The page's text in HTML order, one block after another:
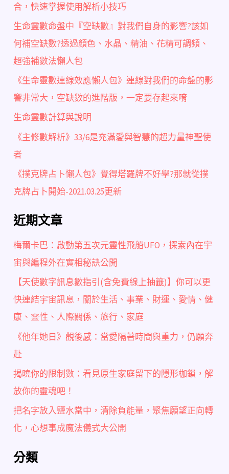
合，快速掌握使用解析小技巧
生命靈數命盤中『空缺數』對我們自身的影響?該如
何補空缺數?透過顏色、水晶、精油、花精可調頻、
超強補數法懶人包
《生命靈數連線效應懶人包》連線對我們的命盤的影
響非常大，空缺數的進階版，一定要存起來唷
生命靈數計算與說明
《主修數解析》33/6是充滿愛與智慧的超力量神聖使
者
《撲克牌占卜懶人包》覺得塔羅牌不好學?那就從撲
克牌占卜開始-2021.03.25更新
近期文章
梅爾卡巴：啟動第五次元靈性飛船UFO，探索內在宇
宙與編程外在實相秘訣公開
【天使數字訊息數指引(含免費線上抽籤)】你可以更
快連結宇宙訊息，關於生活、事業、財運、愛情、健
康、靈性、人際關係、旅行、家庭
《他年她日》觀後感：當愛隔著時間與重力，仍願奔
赴
揭曉你的限制數：看見原生家庭留下的隱形枷鎖，解
放你的靈魂吧！
把名字放入鹽水當中，清除負能量，聚焦願望正向轉
化，心想事成魔法儀式大公開
分類